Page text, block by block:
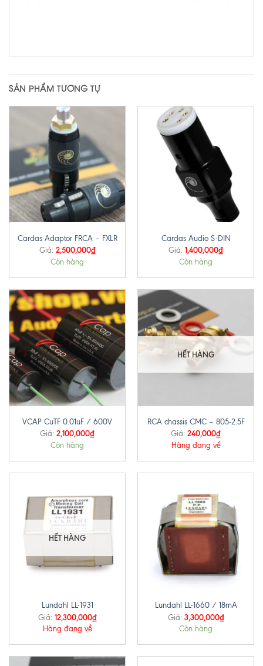
SẢN PHẨM TƯƠNG TỰ
Cardas Adaptor FRCA – FXLR
Giá: 2,500,000₫
Còn hàng
Cardas Audio S-DIN
Giá: 1,400,000₫
Còn hàng
VCAP CuTF 0.01uF / 600V
Giá: 2,100,000₫
Còn hàng
HẾT HÀNG
RCA chassis CMC – 805-2.5F
Giá: 240,000₫
Hàng đang về
HẾT HÀNG
Lundahl LL-1931
Giá: 12,300,000₫
Hàng đang về
Lundahl LL-1660 / 18mA
Giá: 3,300,000₫
Còn hàng